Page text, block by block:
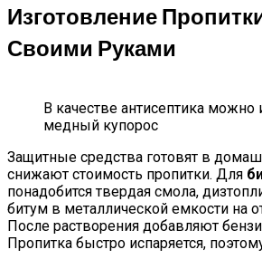
Изготовление
Своими Руками
В качестве антисептика можно
медный купорос
Защитные средства готовят в
снижают стоимость пропитки. Для
понадобится твердая смола,
битум в металлической емкости на
После растворения добавляют
Пропитка быстро испаряется,